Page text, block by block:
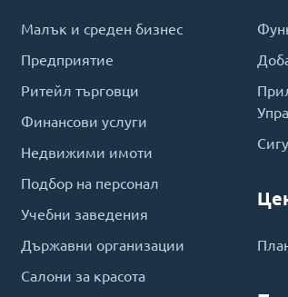
Малък и среден бизнес
Предприятие
Ритейл търговци
Финансови услуги
Недвижими имоти
Подбор на персонал
Учебни заведения
Държавни организации
Салони за красота